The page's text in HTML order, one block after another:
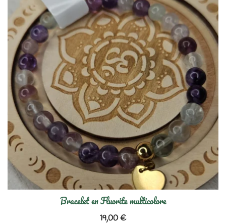
Bracelet en Fluorite multicolore
19,00€